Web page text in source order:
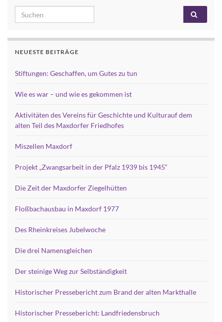
Search for:
NEUESTE BEITRÄGE
Stiftungen: Geschaffen, um Gutes zu tun
Wie es war – und wie es gekommen ist
Aktivitäten des Vereins für Geschichte und Kulturauf dem
alten Teil des Maxdorfer Friedhofes
Miszellen Maxdorf
Projekt „Zwangsarbeit in der Pfalz 1939 bis 1945“
Die Zeit der Maxdorfer Ziegelhütten
Floßbachausbau in Maxdorf 1977
Des Rheinkreises Jubelwoche
Die drei Namensgleichen
Der steinige Weg zur Selbständigkeit
Historischer Pressebericht zum Brand der alten Markthalle
Historischer Pressebericht: Landfriedensbruch